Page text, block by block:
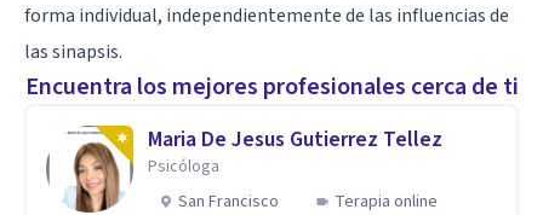
forma individual, independientemente de las influencias de
las sinapsis.
Encuentra los mejores profesionales cerca de ti
Maria De Jesus Gutierrez Tellez
Psicóloga
San Francisco
Terapia online